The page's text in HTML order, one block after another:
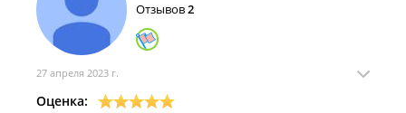
Отзывов2
27 апреля 2023 г.
Оценка: